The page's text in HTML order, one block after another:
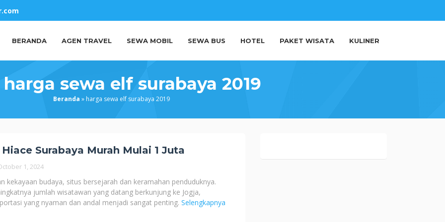
BERANDA AGEN TRAVEL SEWA MOBIL SEWA BUS HOTEL PAKET WISATA KULINER
harga sewa elf surabaya 2019
Beranda » harga sewa elf surabaya 2019
Surabaya Murah Mulai 1 Juta
1, 2024
kekayaan budaya, situs bersejarah dan keramahan penduduknya.
jumlah wisatawan yang datang berkunjung ke Jogja,
yang nyaman dan andal menjadi sangat penting. Selengkapnya